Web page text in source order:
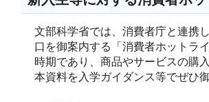
文部科学省では、消費者庁と連携
口を御案内する「消費者ホットラ
時期であり、商品やサービスの購
本資料を入学ガイダンス等でぜひ